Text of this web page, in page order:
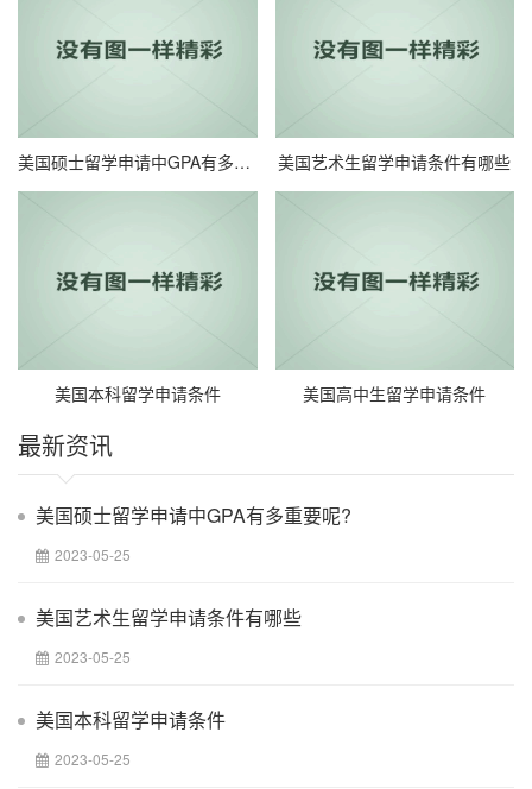
美国硕士留学申请中GPA有多重要呢? 美国艺术生留学申请条件有哪些
美国本科留学申请条件 美国高中生留学申请条件
最新资讯
美国硕士留学申请中GPA有多重要呢?
2023-05-25
美国艺术生留学申请条件有哪些
2023-05-25
美国本科留学申请条件
2023-05-25